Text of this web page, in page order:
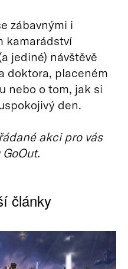
zábavnými i
kamarádství
jediné) návštěvě
doktora, placeném
nebo o tom, jak si
den.
akci pro vás
články